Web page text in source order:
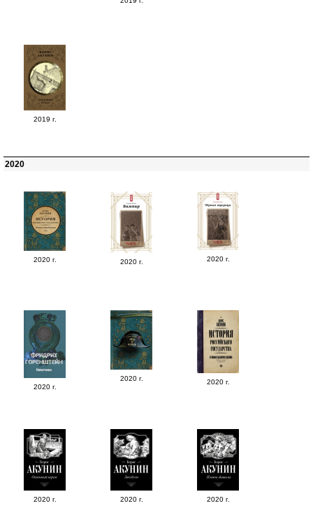
2019 г.
2020
2020 г. 2020 г. 2020 г.
2020 г.
2020 г. 2020 г.
2020 г. 2020 г. 2020 г.